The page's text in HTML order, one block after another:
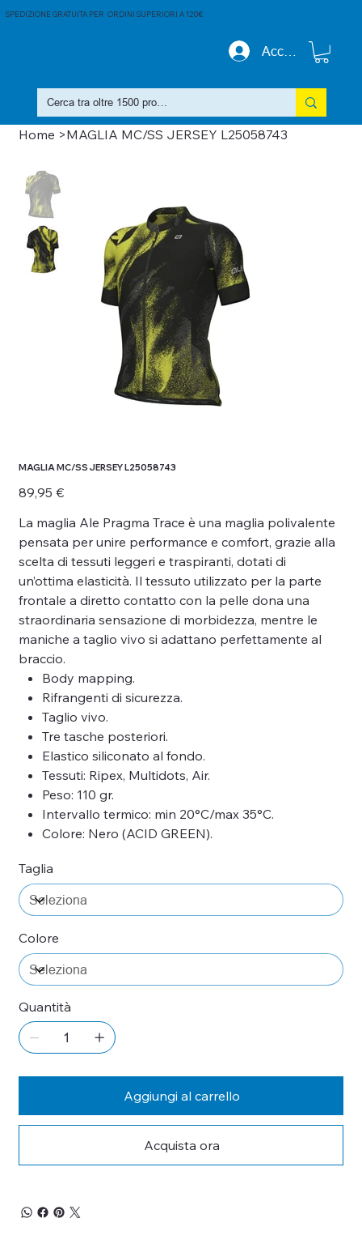
Accedi
SPEDIZIONE GRATUITA PER ORDINI SUPERIORI A 120€
Home >MAGLIA MC/SS JERSEY L25058743
MAGLIA MC/SS JERSEY L25058743
Prezzo
89,95 €
La maglia Ale Pragma Trace è una maglia polivalente
pensata per unire performance e comfort, grazie alla
scelta di tessuti leggeri e traspiranti, dotati di
un’ottima elasticità. Il tessuto utilizzato per la parte
frontale a diretto contatto con la pelle dona una
straordinaria sensazione di morbidezza, mentre le
maniche a taglio vivo si adattano perfettamente al
braccio.
Body mapping.
Rifrangenti di sicurezza.
Taglio vivo.
Tre tasche posteriori.
Elastico siliconato al fondo.
Tessuti: Ripex, Multidots, Air.
Peso: 110 gr.
Intervallo termico: min 20°C/max 35°C.
Colore: Nero (ACID GREEN).
Taglia
Colore
Quantità
Aggiungi al carrello
Acquista ora